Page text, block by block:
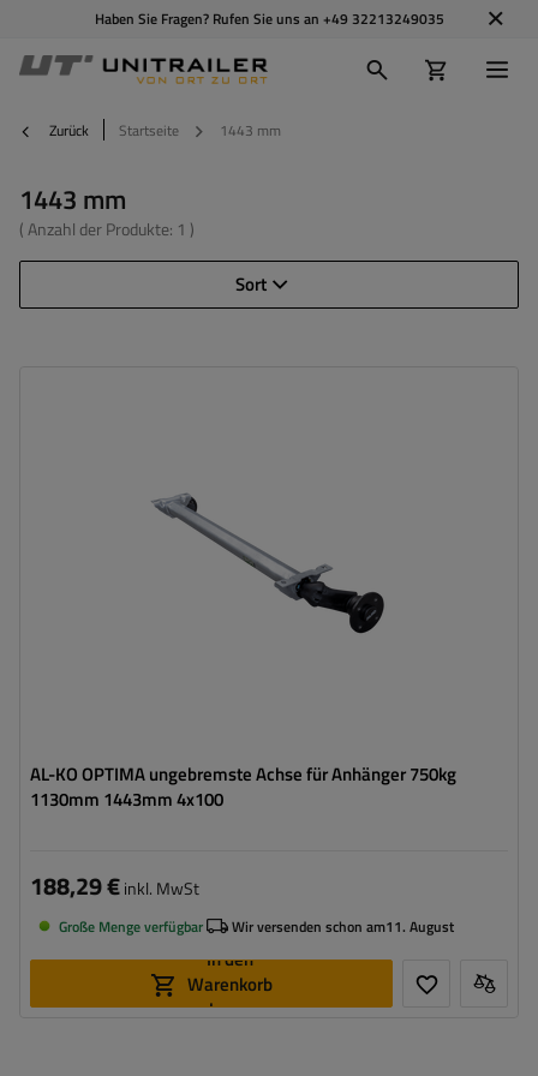
Haben Sie Fragen? Rufen Sie uns an +49 32213249035
Zurück Startseite 1443 mm
1443 mm
( Anzahl der Produkte: 1 )
Sort
AL-KO OPTIMA ungebremste Achse für Anhänger 750kg
1130mm 1443mm 4x100
188,29 €inkl. MwSt
Große Menge verfügbar Wir versenden schon am11. August
In den
Warenkorb
legen